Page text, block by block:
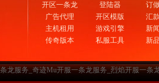
开区一条龙
广告代理
主机租用
传奇版本
登陆器
开区模版
游戏引擎
私服工具
订
汇
新
新
龙服务_奇迹Mu开服一条龙服务_烈焰开服一条